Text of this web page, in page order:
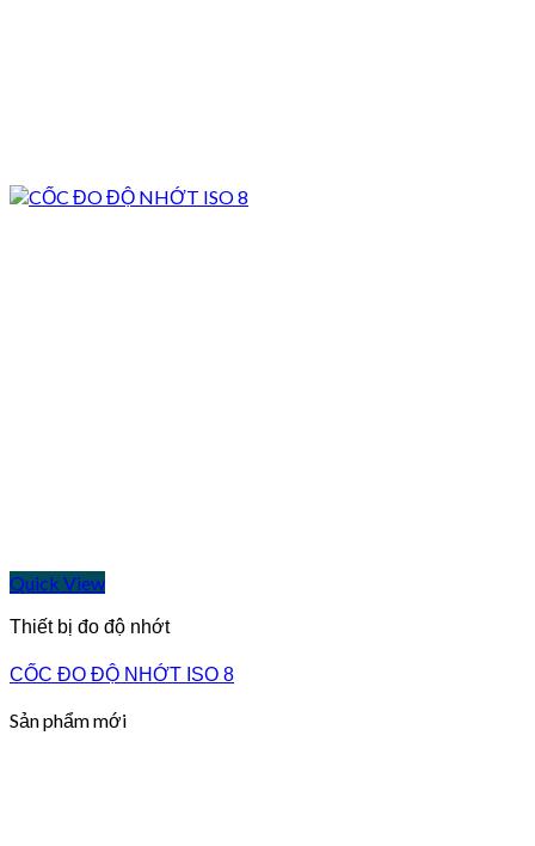
Quick View
Thiết bị đo độ nhớt
CỐC ĐO ĐỘ NHỚT ISO 8
Sản phẩm mới